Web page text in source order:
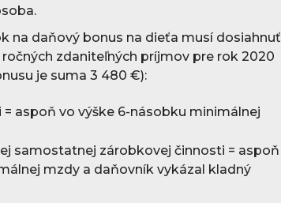
na daňový bonus na dieťa musí dosiahnuť
zdaniteľných príjmov pre rok 2020
je suma 3 480 €):
aspoň vo výške 6-násobku minimálnej
samostatnej zárobkovej činnosti = aspoň
mzdy a daňovník vykázal kladný